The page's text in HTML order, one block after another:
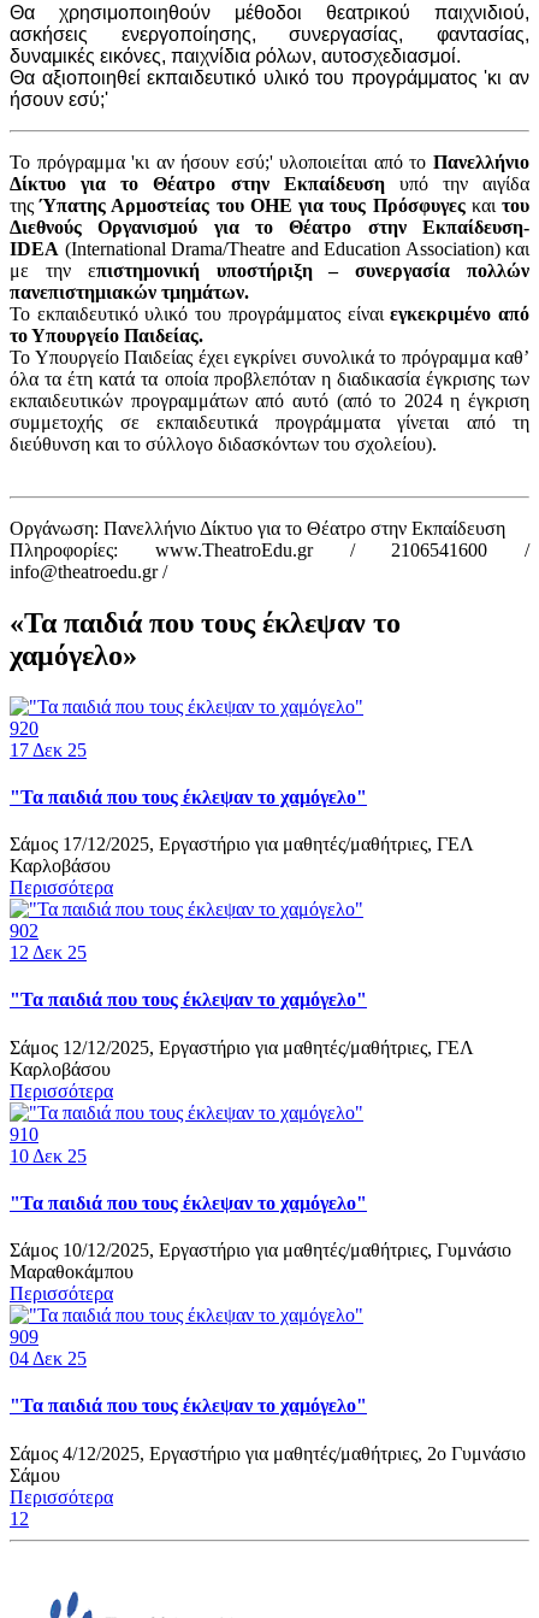
Θα χρησιμοποιηθούν μέθοδοι θεατρικού παιχνιδιού,
ασκήσεις ενεργοποίησης, συνεργασίας, φαντασίας,
δυναμικές εικόνες, παιχνίδια ρόλων, αυτοσχεδιασμοί.
Θα αξιοποιηθεί εκπαιδευτικό υλικό του προγράμματος 'κι αν
ήσουν εσύ;'
Το πρόγραμμα 'κι αν ήσουν εσύ;' υλοποιείται από το Πανελλήνιο
Δίκτυο για το Θέατρο στην Εκπαίδευσηυπό την αιγίδα
τηςΎπατης Αρμοστείας του ΟΗΕ για τους Πρόσφυγεςκαιτου
Διεθνούς Οργανισμού για το Θέατρο στην Εκπαίδευση-
IDEA (International Drama/Theatre and Education Association) και
με την επιστημονική υποστήριξη – συνεργασία πολλών
πανεπιστημιακών τμημάτων.
Το εκπαιδευτικό υλικό του προγράμματος είναιεγκεκριμένο από
το Υπουργείο Παιδείας.
Το Υπουργείο Παιδείας έχει εγκρίνει συνολικά το πρόγραμμα καθ’
όλα τα έτη κατά τα οποία προβλεπόταν η διαδικασία έγκρισης των
εκπαιδευτικών προγραμμάτων από αυτό (από το 2024 η έγκριση
συμμετοχής σε εκπαιδευτικά προγράμματα γίνεται από τη
διεύθυνση και το σύλλογο διδασκόντων του σχολείου).
Οργάνωση: Πανελλήνιο Δίκτυο για το Θέατρο στην Εκπαίδευση
Πληροφορίες: www.TheatroEdu.gr / 2106541600 /
info@theatroedu.gr /
«Τα παιδιά που τους έκλεψαν το
χαμόγελο»
920
17 Δεκ 25
"Τα παιδιά που τους έκλεψαν το χαμόγελο"
Σάμος 17/12/2025, Εργαστήριο για μαθητές/μαθήτριες, ΓΕΛ
Καρλοβάσου
Περισσότερα
902
12 Δεκ 25
"Τα παιδιά που τους έκλεψαν το χαμόγελο"
Σάμος 12/12/2025, Εργαστήριο για μαθητές/μαθήτριες, ΓΕΛ
Καρλοβάσου
Περισσότερα
910
10 Δεκ 25
"Τα παιδιά που τους έκλεψαν το χαμόγελο"
Σάμος 10/12/2025, Εργαστήριο για μαθητές/μαθήτριες, Γυμνάσιο
Μαραθοκάμπου
Περισσότερα
909
04 Δεκ 25
"Τα παιδιά που τους έκλεψαν το χαμόγελο"
Σάμος 4/12/2025, Εργαστήριο για μαθητές/μαθήτριες, 2ο Γυμνάσιο
Σάμου
Περισσότερα
1 2